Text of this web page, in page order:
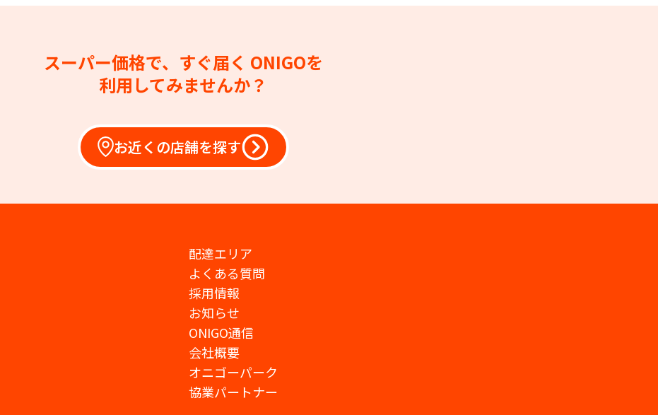
スーパー価格で、すぐ届く ONIGOを
利用してみませんか？
お近くの店舗を探す
配達エリア
よくある質問
採用情報
お知らせ
ONIGO通信
会社概要
オニゴーパーク
協業パートナー